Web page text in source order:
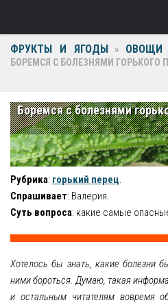
Ягоды
Клубника
Крыжовник
Малина
Фрукты
Слива
ФРУКТЫ И ЯГОДЫ » ОВОЩИ
БОРЕМСЯ С БОЛЕЗНЯМИ ГОРЬКОГО
Боремся с болезнями
Рубрика: горький перец.
Спрашивает: Валерия.
Суть вопроса: какие самые
Хотелось бы знать, какие болезни
ними бороться. Думаю, такая
и остальным читателям вовремя